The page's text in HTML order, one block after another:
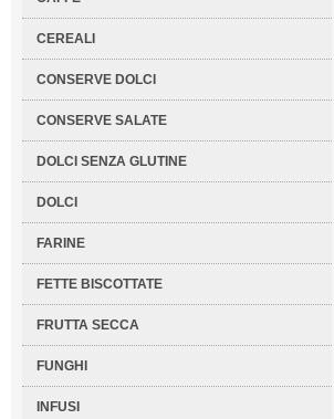
CEREALI
CONSERVE DOLCI
CONSERVE SALATE
DOLCI SENZA GLUTINE
DOLCI
FARINE
FETTE BISCOTTATE
FRUTTA SECCA
FUNGHI
INFUSI